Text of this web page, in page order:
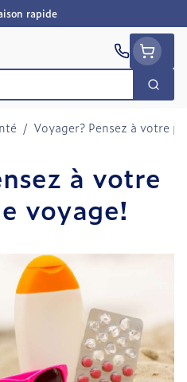
rapide
/ Voyager? Pensez à votre
à votre
voyage!